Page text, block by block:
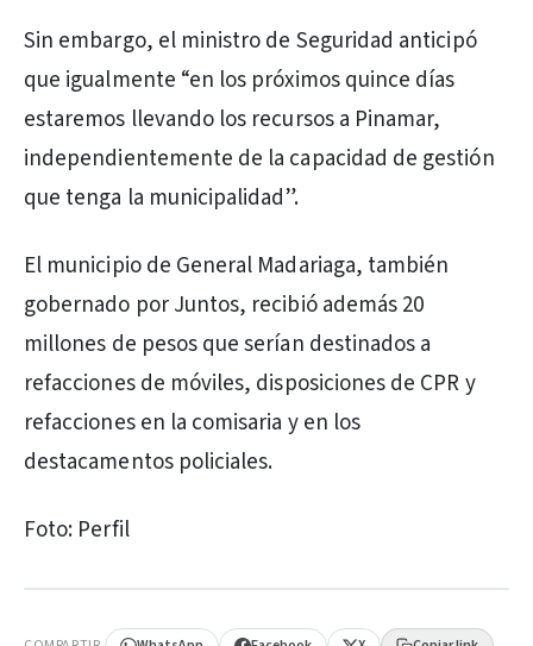
Sin embargo, el ministro de Seguridad anticipó
que igualmente “en los próximos quince días
estaremos llevando los recursos a Pinamar,
independientemente de la capacidad de gestión
que tenga la municipalidad”.
El municipio de General Madariaga, también
gobernado por Juntos, recibió además 20
millones de pesos que serían destinados a
refacciones de móviles, disposiciones de CPR y
refacciones en la comisaria y en los
destacamentos policiales.
Foto: Perfil